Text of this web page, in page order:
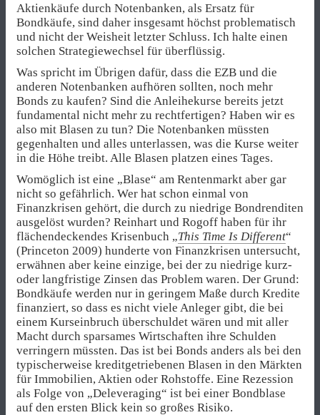
Aktienkäufe durch Notenbanken, als Ersatz für
Bondkäufe, sind daher insgesamt höchst problematisch
und nicht der Weisheit letzter Schluss. Ich halte einen
solchen Strategiewechsel für überflüssig.
Was spricht im Übrigen dafür, dass die EZB und die
anderen Notenbanken aufhören sollten, noch mehr
Bonds zu kaufen? Sind die Anleihekurse bereits jetzt
fundamental nicht mehr zu rechtfertigen? Haben wir es
also mit Blasen zu tun? Die Notenbanken müssten
gegenhalten und alles unterlassen, was die Kurse weiter
in die Höhe treibt. Alle Blasen platzen eines Tages.
Womöglich ist eine „Blase“ am Rentenmarkt aber gar
nicht so gefährlich. Wer hat schon einmal von
Finanzkrisen gehört, die durch zu niedrige Bondrenditen
ausgelöst wurden? Reinhart und Rogoff haben für ihr
flächendeckendes Krisenbuch „This Time Is Different“
(Princeton 2009) hunderte von Finanzkrisen untersucht,
erwähnen aber keine einzige, bei der zu niedrige kurz-
oder langfristige Zinsen das Problem waren. Der Grund:
Bondkäufe werden nur in geringem Maße durch Kredite
finanziert, so dass es nicht viele Anleger gibt, die bei
einem Kurseinbruch überschuldet wären und mit aller
Macht durch sparsames Wirtschaften ihre Schulden
verringern müssten. Das ist bei Bonds anders als bei den
typischerweise kreditgetriebenen Blasen in den Märkten
für Immobilien, Aktien oder Rohstoffe. Eine Rezession
als Folge von „Deleveraging“ ist bei einer Bondblase
auf den ersten Blick kein so großes Risiko.